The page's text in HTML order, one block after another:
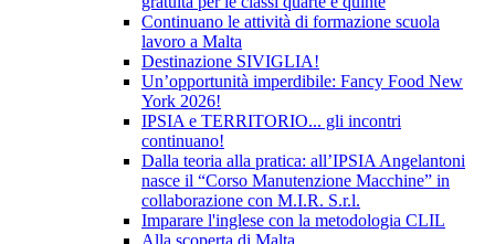
Continuano le attività di formazione scuola
lavoro a Malta
Destinazione SIVIGLIA!
Un’opportunità imperdibile: Fancy Food New
York 2026!
IPSIA e TERRITORIO... gli incontri
continuano!
Dalla teoria alla pratica: all’IPSIA Angelantoni
nasce il “Corso Manutenzione Macchine” in
collaborazione con M.I.R. S.r.l.
Imparare l'inglese con la metodologia CLIL